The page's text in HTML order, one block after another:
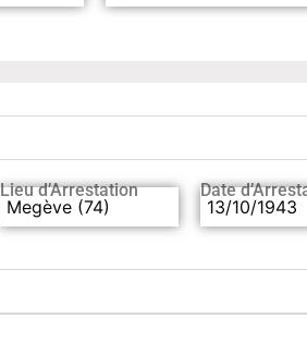
Lieu d’Arrestation
Megève (74)
Date
13/10/1943